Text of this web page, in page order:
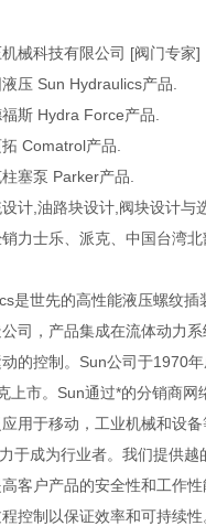
机械科技有限公司 [阀门专家]
压 Sun Hydraulics产品.
斯 Hydra Force产品.
Comatrol产品.
塞泵 Parker产品.
计,油路块设计,阀块设计与
力士乐、派克、中国台湾
是世先的高性能液压螺纹插
司，产品集成在流体动力
的控制。Sun公司于1970
上市。Sun通过*的分销商网
用于移动，工业机械和设
于成为行业者。我们提供越
客户产品的安全性和工作
控制以保证效率和可持续